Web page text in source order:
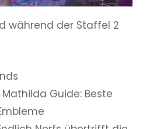
während der Staffel 2
Guide: Beste